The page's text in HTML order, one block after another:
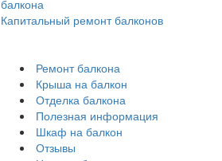
балкона
Капитальный ремонт балконов
Ремонт балкона
Крыша на балкон
Отделка балкона
Полезная информация
Шкаф на балкон
Отзывы